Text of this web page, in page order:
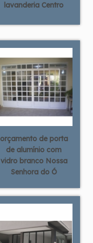
lavanderia Centro
orçamento de porta
de alumínio com
vidro branco Nossa
Senhora do Ó